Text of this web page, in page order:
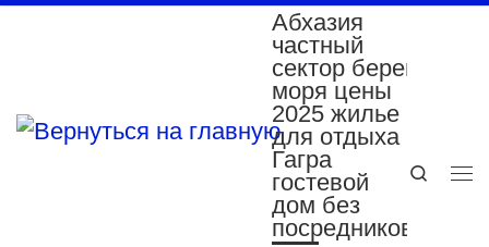
Абхазия
частный
сектор берег
моря цены
2025 жилье
для отдыха
Гагра
гостевой
дом без
посредников
Search